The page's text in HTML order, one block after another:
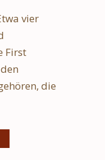
vier
First
die